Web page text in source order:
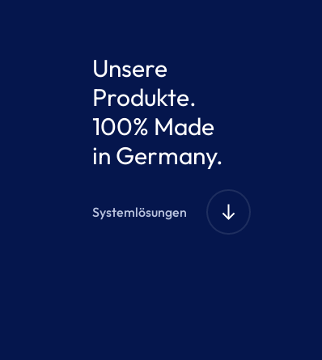
Unsere
Produkte.
100% Made
in Germany.
Systemlösungen